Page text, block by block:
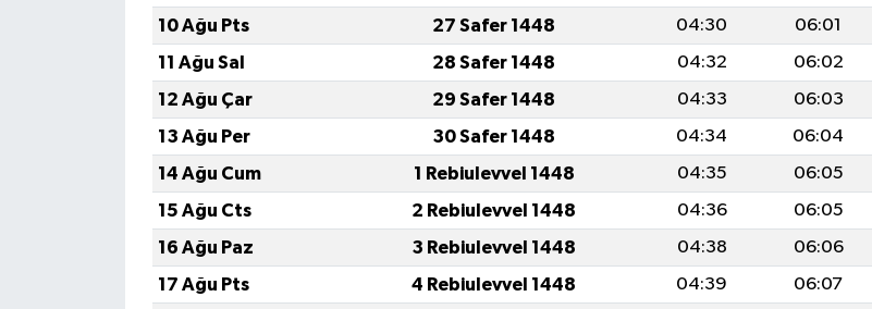
10 Ağu Pts
27 Safer 1448 04:30 06:01
11 Ağu Sal
28 Safer 1448 04:32 06:02
12 Ağu Çar
29 Safer 1448 04:33 06:03
13 Ağu Per
30 Safer 1448 04:34 06:04
14 Ağu Cum
1 Rebiulevvel 1448 04:35 06:05
15 Ağu Cts
2 Rebiulevvel 1448 04:36 06:05
16 Ağu Paz
3 Rebiulevvel 1448 04:38 06:06
17 Ağu Pts
4 Rebiulevvel 1448 04:39 06:07